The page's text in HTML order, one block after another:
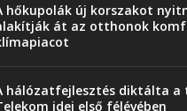
hőkupolák új korszakot
át az otthonok
hálózatfejlesztés diktálta a
idei első félévében